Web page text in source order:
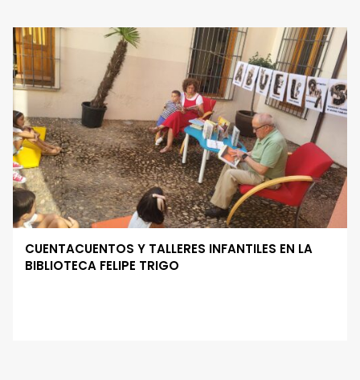
CUENTACUENTOS Y TALLERES INFANTILES EN LA
BIBLIOTECA FELIPE TRIGO